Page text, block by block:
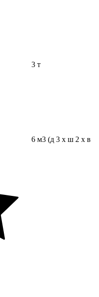
3 т
6 м3 (д 3 x ш 2 x в